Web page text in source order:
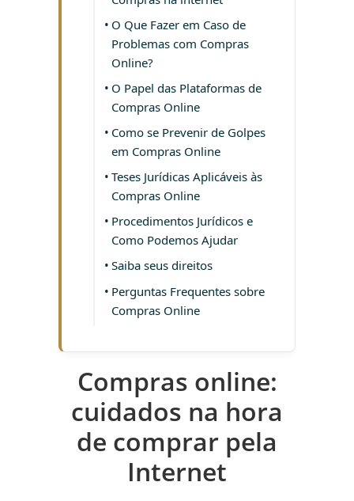
O Que Fazer em Caso de
Problemas com Compras
Online?
O Papel das Plataformas de
Compras Online
Como se Prevenir de Golpes
em Compras Online
Teses Jurídicas Aplicáveis às
Compras Online
Procedimentos Jurídicos e
Como Podemos Ajudar
Saiba seus direitos
Perguntas Frequentes sobre
Compras Online
Compras online:
cuidados na hora
de comprar pela
Internet